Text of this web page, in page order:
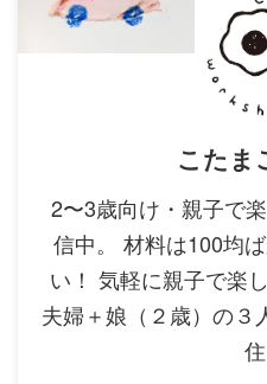
こたま
2〜3歳向け・親子で
信中。 材料は100均
い！ 気軽に親子で楽
夫婦＋娘（２歳）の３
住